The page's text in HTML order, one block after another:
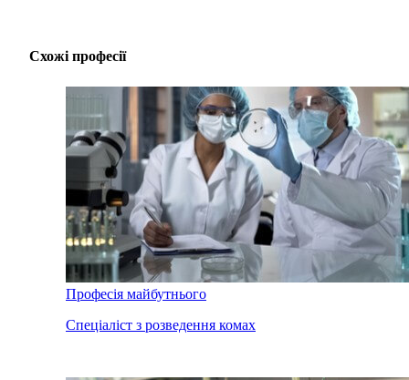
Схожі професії
Професія майбутнього
Спеціаліст з розведення комах